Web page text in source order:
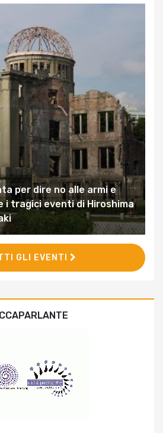
per dire no alle armi e
i tragici eventi di Hiroshima
GLI EVENTI